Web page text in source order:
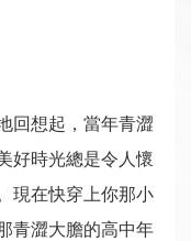
想起，當年青澀
好時光總是令人懷
現在快穿上你那小
青澀大膽的高中年